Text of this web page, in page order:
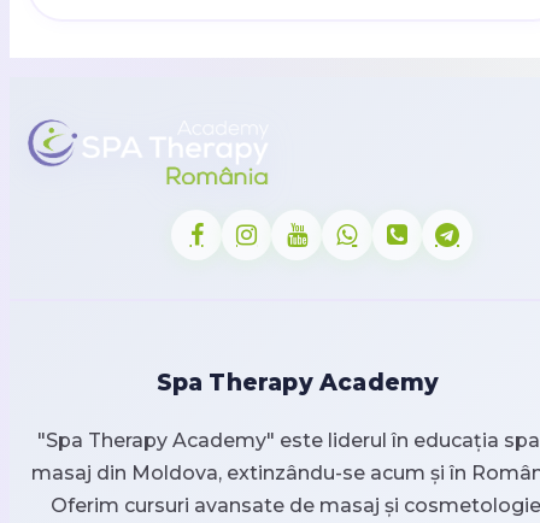
Spa Therapy Academy
"Spa Therapy Academy" este liderul în educația
masaj din Moldova, extinzându-se acum și în
Oferim cursuri avansate de masaj și